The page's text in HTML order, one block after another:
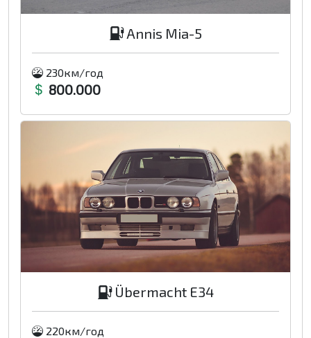
Annis Mia-5
230км/год
800.000
Übermacht E34
220км/год